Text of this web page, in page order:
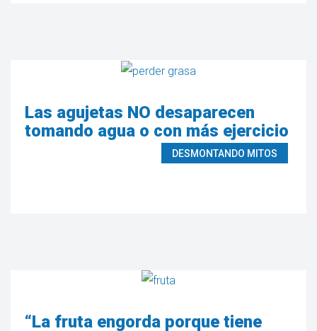
Las agujetas NO desaparecen
tomando agua o con más ejercicio
DESMONTANDO MITOS
“La fruta engorda porque tiene